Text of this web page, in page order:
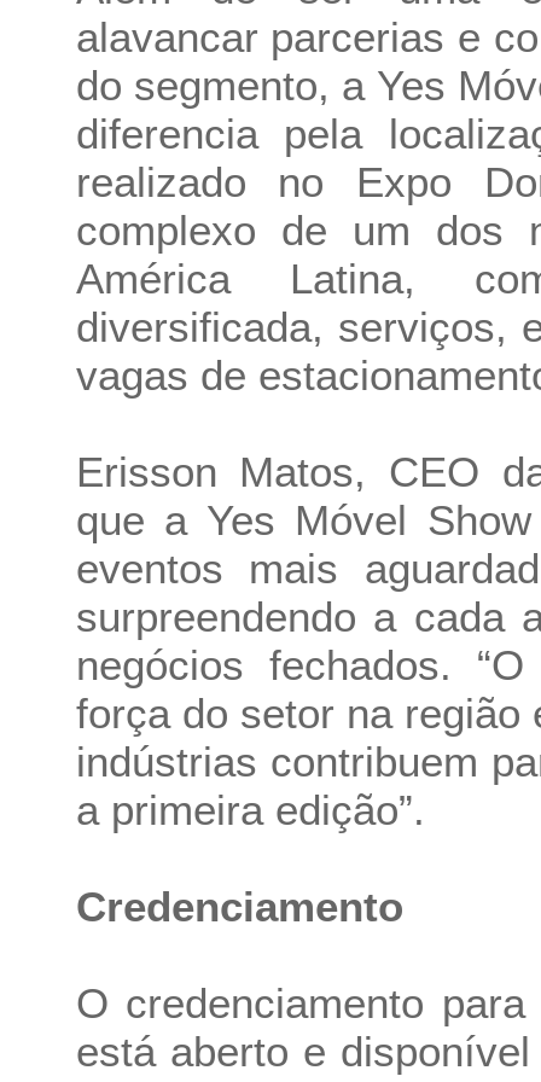
alavancar parcerias e
do segmento, a Yes
diferencia pela
realizado no Expo
complexo de um dos
América Latina,
diversificada, serviços,
vagas de
Erisson Matos, CEO
que a Yes Móvel
eventos mais
surpreendendo a cada
negócios fechados.
força do setor na
indústrias contribuem
a primeira edição”.
Credenciamento
O credenciamento
está aberto e